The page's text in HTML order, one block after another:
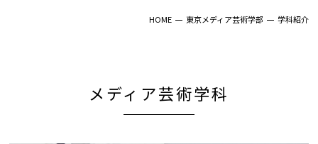
HOME 東京メディア芸術学部 学科紹介
メディア芸術学科